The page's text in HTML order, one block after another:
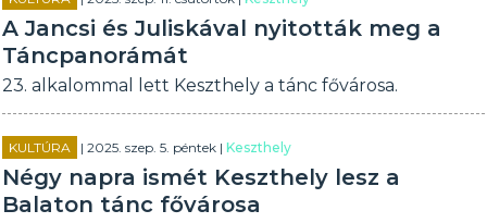
A Jancsi és Juliskával nyitották meg a
Táncpanorámát
23. alkalommal lett Keszthely a tánc fővárosa.
KULTÚRA | 2025. szep. 5. péntek |Keszthely
Négy napra ismét Keszthely lesz a
Balaton tánc fővárosa